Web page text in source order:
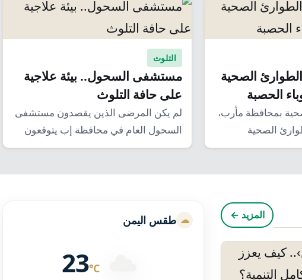
الصحية
الحصبة
بمحافظة مأرب،
الصحية
التلوث
مستشفى السحول.. بيئة علاجية
على حافة التلوث
لم يكن المرضى الذين يقصدون مستشفى
السحول العام في محافظة إب يتوقعون
أن تكون…
المزيد ← طقس اليمن
23°C